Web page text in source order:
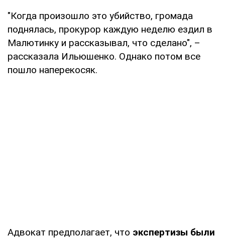
"Когда произошло это убийство, громада
поднялась, прокурор каждую неделю ездил в
Малютинку и рассказывал, что сделано", –
рассказала Ильюшенко. Однако потом все
пошло наперекосяк.
Адвокат предполагает, что экспертизы были